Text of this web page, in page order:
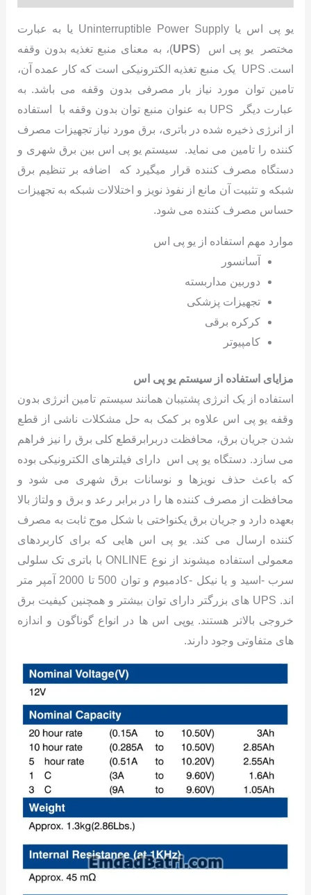
یو پی اس یا Uninterruptible Power Supply یا به عبارت
مختصر یو پی اس (UPS)، به معنای منبع تغذیه بدون وقفه
است. UPS یک منبع تغذیه الکترونیکی است که کار عمده آن،
تامین توان مورد نیاز بار مصرفی بدون وقفه می باشد. به
عبارت دیگر UPS به عنوان منبع توان بدون وقفه با استفاده
از انرژی ذخیره شده در باتری، برق مورد نیاز تجهیزات مصرف
کننده را تامین می نماید. سیستم یو پی اس بین برق شهری و
دستگاه مصرف کننده قرار میگیرد که اضافه بر تنظیم برق
شبکه و تثبیت آن مانع از نفوذ نویز و اختلالات شبکه به تجهیزات
حساس مصرف کننده می شود.
موارد مهم استفاده از یو پی اس
آسانسور
دوربین مداربسته
تجهیزات پزشکی
کرکره برقی
کامپیوتر
مزایای استفاده از سیستم یو پی اس
استفاده از یک انرژی پشتیبان همانند سیستم تامین انرژی بدون
وقفه یو پی اس علاوه بر کمک به حل مشکلات ناشی از قطع
شدن جریان برق، محافظت دربرابرقطع کلی برق را نیز فراهم
می سازد. دستگاه یو پی اس دارای فیلترهای الکترونیکی بوده
که باعث حذف نویزها و نوسانات برق شهری می شود و
محافظت از مصرف کننده ها را در برابر رعد و برق و ولتاژ بالا
بعهده دارد و جریان برق یکنواختی با شکل موج ثابت به مصرف
کننده ارسال می کند. یو پی اس هایی که برای کاربردهای
معمولی استفاده میشوند از نوع ONLINE با باتری تک سلولی
سرب -اسید و یا نیکل -کادمیوم و توان 500 تا 2000 آمپر متر
اند. UPS های بزرگتر دارای توان بیشتر و همچنین کیفیت برق
خروجی بالاتر هستند. یوپی اس ها در انواع گوناگون و اندازه
های متفاوتی وجود دارند.